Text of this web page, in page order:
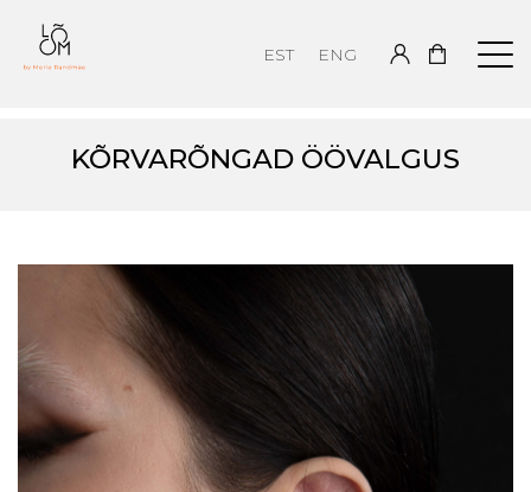
EST ENG
KÕRVARÕNGAD ÖÖVALGUS